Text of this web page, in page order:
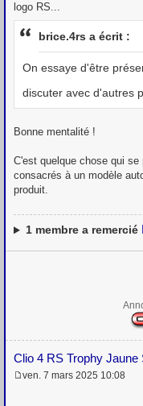
logo RS...
brice.4rs a écrit :
On essaye d'être
discuter avec d'autres
Bonne mentalité !
C'est quelque chose qui
consacrés à un modèle
produit.
1membre a remercié
Clio 4 RS Trophy
ven. 7 mars 2025 10:08